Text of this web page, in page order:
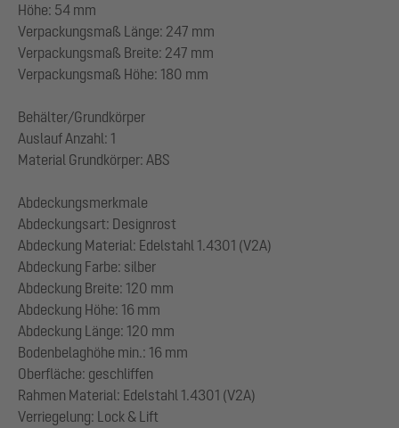
Höhe: 54 mm
Verpackungsmaß Länge: 247 mm
Verpackungsmaß Breite: 247 mm
Verpackungsmaß Höhe: 180 mm
Behälter/Grundkörper
Auslauf Anzahl: 1
Material Grundkörper: ABS
Abdeckungsmerkmale
Abdeckungsart: Designrost
Abdeckung Material: Edelstahl 1.4301 (V2A)
Abdeckung Farbe: silber
Abdeckung Breite: 120 mm
Abdeckung Höhe: 16 mm
Abdeckung Länge: 120 mm
Bodenbelaghöhe min.: 16 mm
Oberfläche: geschliffen
Rahmen Material: Edelstahl 1.4301 (V2A)
Verriegelung: Lock & Lift